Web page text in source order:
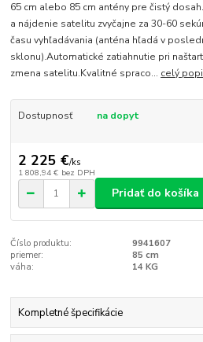
65 cm alebo 85 cm antény pre čistý
a nájdenie satelitu zvyčajne za 30-60
času vyhľadávania (anténa hľadá v
sklonu).Automatické zatiahnutie pri
zmena satelitu.Kvalitné spraco... celý
Dostupnosť na dopyt
2 225 €/ks
1 808,94 € bez DPH
Pridať do košíka
Číslo produktu:
9941607
priemer:
85 cm
váha:
14 KG
Kompletné špecifikácie